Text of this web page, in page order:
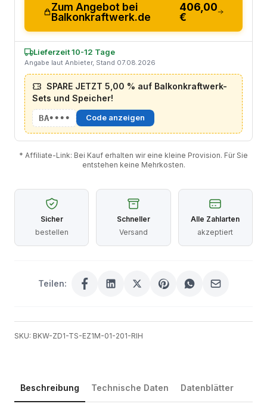
Zum Angebot bei
Balkonkraftwerk.de
406,00
€
Lieferzeit 10-12 Tage
Angabe laut Anbieter, Stand 07.08.2026
SPARE JETZT 5,00 % auf Balkonkraftwerk-
Sets und Speicher!
BA•••• Code anzeigen
* Affiliate-Link: Bei Kauf erhalten wir eine kleine Provision. Für Sie
entstehen keine Mehrkosten.
Sicher
bestellen
Schneller
Versand
Alle Zahlarten
akzeptiert
Teilen:
SKU: BKW-ZD1-TS-EZ1M-01-201-RIH
Beschreibung Technische Daten Datenblätter